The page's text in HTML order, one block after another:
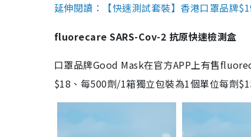
延伸閱讀：【快速測試套裝】香港口罩品牌
fluorecare SARS-Cov-2 抗原快速檢測盒
口罩品牌Good Mask在官方APP上有售
$18、每500劑/1箱獨立包裝為1個單位每劑